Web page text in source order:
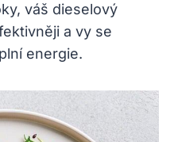
váš dieselový
a vy se
energie.